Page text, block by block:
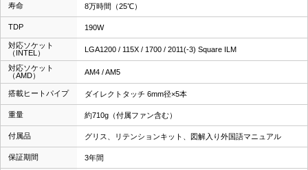
寿命 8万時間（25℃）
TDP 190W
対応ソケット
（INTEL）
LGA1200 / 115X / 1700 / 2011(-3) Square ILM
対応ソケット
（AMD）
AM4 / AM5
搭載ヒートパイプ ダイレクトタッチ 6mm径×5本
重量 約710g（付属ファン含む）
付属品 グリス、リテンションキット、図解入り外国語マニュアル
保証期間 3年間